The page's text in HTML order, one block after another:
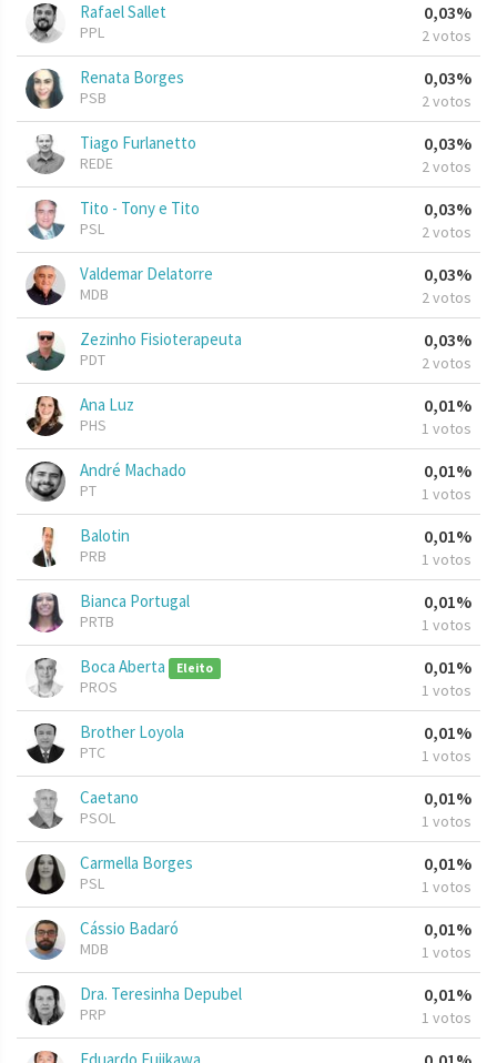
Rafael Sallet
PPL
0,03%
2 votos
Renata Borges
PSB
0,03%
2 votos
Tiago Furlanetto
REDE
0,03%
2 votos
Tito - Tony e Tito
PSL
0,03%
2 votos
Valdemar Delatorre
MDB
0,03%
2 votos
Zezinho Fisioterapeuta
PDT
0,03%
2 votos
Ana Luz
PHS
0,01%
1 votos
André Machado
PT
0,01%
1 votos
Balotin
PRB
0,01%
1 votos
Bianca Portugal
PRTB
0,01%
1 votos
Boca Aberta Eleito
PROS
0,01%
1 votos
Brother Loyola
PTC
0,01%
1 votos
Caetano
PSOL
0,01%
1 votos
Carmella Borges
PSL
0,01%
1 votos
Cássio Badaró
MDB
0,01%
1 votos
Dra. Teresinha Depubel
PRP
0,01%
1 votos